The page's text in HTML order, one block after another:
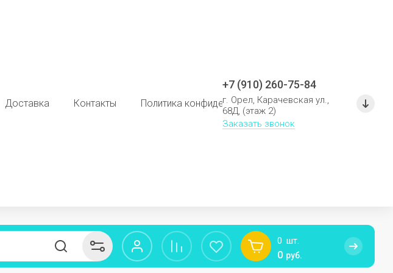
Доставка Контакты Политика конфиденциальности Политика
+7 (910) 260-75-84
г. Орел, Карачевская ул.,
68Д, (этаж 2)
Заказать звонок
0 шт.
0 руб.